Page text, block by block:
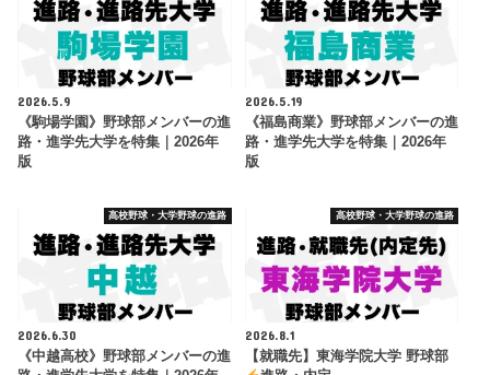
2026.5.9
《駒場学園》野球部メンバーの進
路・進学先大学を特集｜2026年
版
2026.5.19
《福島商業》野球部メンバーの進
路・進学先大学を特集｜2026年
版
高校野球・大学野球の進路
2026.6.30
《中越高校》野球部メンバーの進
高校野球・大学野球の進路
2026.8.1
【就職先】東海学院大学 野球部